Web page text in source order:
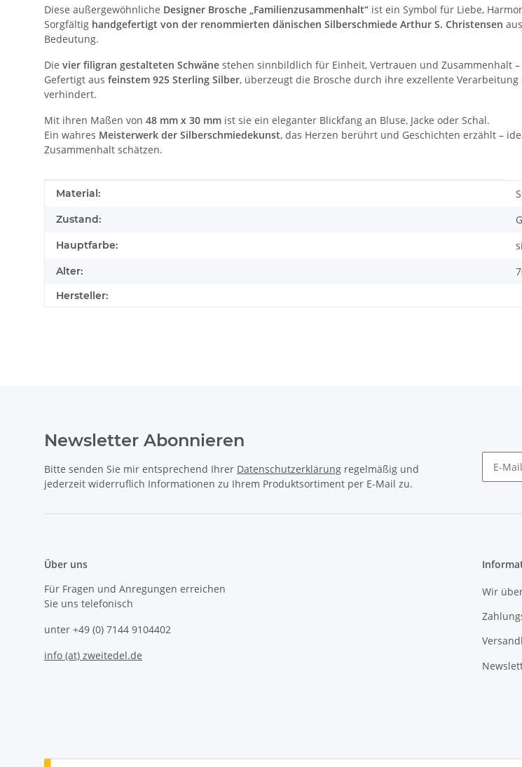
Diese außergewöhnliche Designer Brosche „Familienzusammenhalt“ ist ein Symbol für Liebe,
Sorgfältig handgefertigt von der renommierten dänischen Silberschmiede Arthur S. Christensen
Bedeutung.
Die vier filigran gestalteten Schwäne stehen sinnbildlich für Einheit, Vertrauen und Zusammenhalt
Gefertigt aus feinstem 925 Sterling Silber, überzeugt die Brosche durch ihre exzellente
verhindert.
Mit ihren Maßen von 48 mm x 30 mm ist sie ein eleganter Blickfang an Bluse, Jacke oder Schal.
Ein wahres Meisterwerk der Silberschmiedekunst, das Herzen berührt und Geschichten erzählt –
Zusammenhalt schätzen.
Produkteigenschaft
Wert
Material:
Zustand:
Hauptfarbe:
Alter:
Hersteller:
Newsletter Abonnieren
Bitte senden Sie mir entsprechend Ihrer Datenschutzerklärung regelmäßig und
jederzeit widerruflich Informationen zu Ihrem Produktsortiment per E-Mail zu.
Über uns
Für Fragen und Anregungen erreichen
Sie uns telefonisch
unter +49 (0) 7144 9104402
info (at) zweitedel.de
Wir